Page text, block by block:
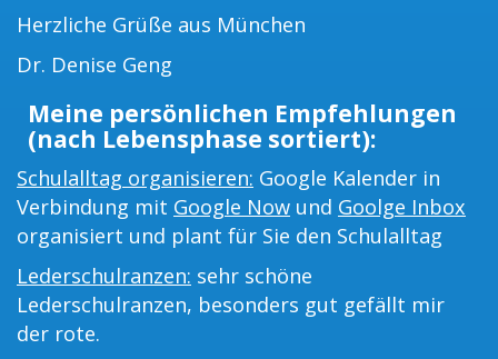
Herzliche Grüße aus München
Dr. Denise Geng
Meine persönlichen Empfehlungen
(nach Lebensphase sortiert):
Schulalltag organisieren: Google Kalender in
Verbindung mit Google Now und Goolge Inbox
organisiert und plant für Sie den Schulalltag
Lederschulranzen: sehr schöne
Lederschulranzen, besonders gut gefällt mir
der rote.